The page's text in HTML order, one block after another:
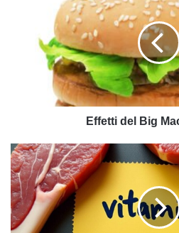
Effetti del Big
Vitamina
B12,
a
cosa
serve
e